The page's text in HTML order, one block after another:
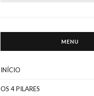
MENU
INÍCIO
OS 4 PILARES